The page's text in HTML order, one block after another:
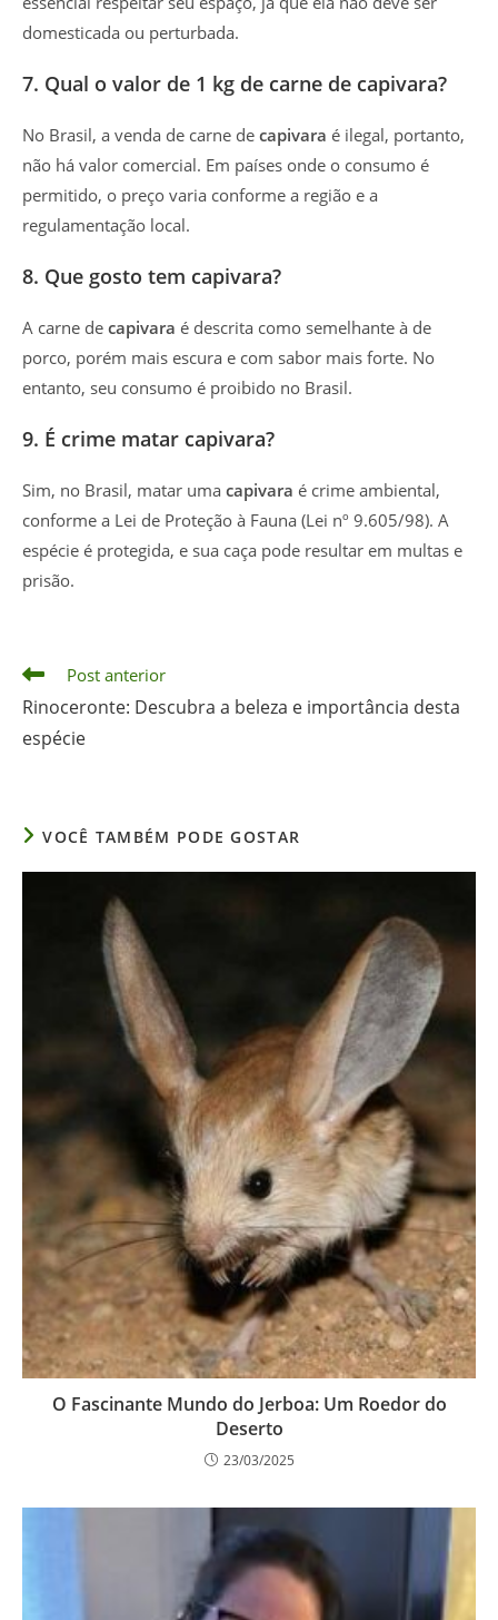
domesticada ou perturbada.
7. Qual o valor de 1 kg de carne de capivara?
No Brasil, a venda de carne de capivara é ilegal, portanto,
não há valor comercial. Em países onde o consumo é
permitido, o preço varia conforme a região e a
regulamentação local.
8. Que gosto tem capivara?
A carne de capivara é descrita como semelhante à de
porco, porém mais escura e com sabor mais forte. No
entanto, seu consumo é proibido no Brasil.
9. É crime matar capivara?
Sim, no Brasil, matar uma capivara é crime ambiental,
conforme a Lei de Proteção à Fauna (Lei nº 9.605/98). A
espécie é protegida, e sua caça pode resultar em multas e
prisão.
Leia
artigos
Post anterior
Rinoceronte: Descubra a beleza e importância desta
espécie
VOCÊ TAMBÉM PODE GOSTAR
O Fascinante Mundo do Jerboa: Um Roedor do
Deserto
23/03/2025